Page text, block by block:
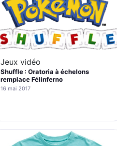
Jeux vidéo
Shuffle : Oratoria à échelons
remplace Félinferno
16 mai 2017